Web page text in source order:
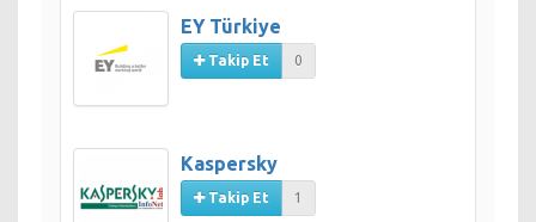
EY Türkiye
Takip Et 0
Kaspersky
Takip Et 1